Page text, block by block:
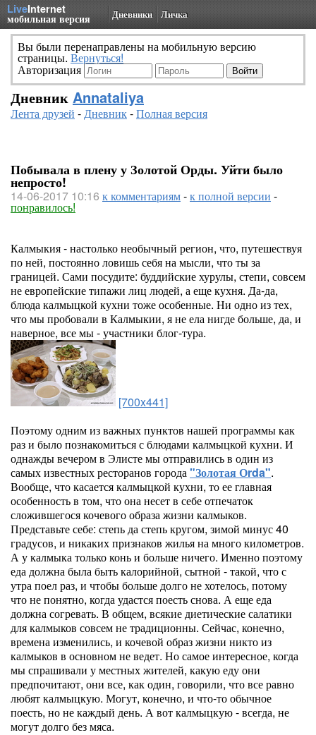
LiveInternet
мобильная версия Дневники Личка
Вы были перенаправлены на мобильную версию
страницы. Вернуться!
Авторизация
Дневник Annataliya
Лента друзей -Дневник-Полная версия
Побывала в плену у Золотой Орды. Уйти было
непросто!
14-06-2017 10:16 к комментариям-к полной версии -
понравилось!
Калмыкия - настолько необычный регион, что, путешествуя
по ней, постоянно ловишь себя на мысли, что ты за
границей. Сами посудите: буддийские хурулы, степи, совсем
не европейские типажи лиц людей, а еще кухня. Да-да,
блюда калмыцкой кухни тоже особенные. Ни одно из тех,
что мы пробовали в Калмыкии, я не ела нигде больше, да, и
наверное, все мы - участники блог-тура.
[700x441]
Поэтому одним из важных пунктов нашей программы как
раз и было познакомиться с блюдами калмыцкой кухни. И
однажды вечером в Элисте мы отправились в один из
самых известных ресторанов города"Золотая Оrda".
Вообще, что касается калмыцкой кухни, то ее главная
особенность в том, что она несет в себе отпечаток
сложившегося кочевого образа жизни калмыков.
Представьте себе: степь да степь кругом, зимой минус 40
градусов, и никаких признаков жилья на много километров.
А у калмыка только конь и больше ничего. Именно поэтому
еда должна была быть калорийной, сытной - такой, что с
утра поел раз, и чтобы больше долго не хотелось, потому
что не понятно, когда удастся поесть снова. А еще еда
должна согревать. В общем, всякие диетические салатики
для калмыков совсем не традиционны. Сейчас, конечно,
времена изменились, и кочевой образ жизни никто из
калмыков в основном не ведет. Но самое интересное, когда
мы спрашивали у местных жителей, какую еду они
предпочитают, они все, как один, говорили, что все равно
любят калмыцкую. Могут, конечно, и что-то обычное
поесть, но не каждый день. А вот калмыцкую - всегда, не
могут долго без мяса.